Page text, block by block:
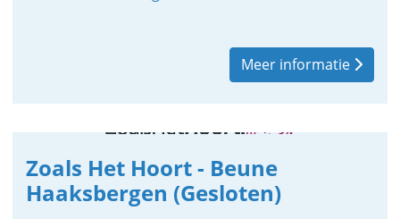
Meer informatie
Zoals Het Hoort - Beune
Haaksbergen (Gesloten)